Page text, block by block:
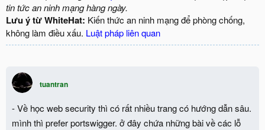
tin tức an ninh mạng hàng ngày.
Lưu ý từ WhiteHat: Kiến thức an ninh mạng để phòng chống,
không làm điều xấu. Luật pháp liên quan
tuantran
- Về học web security thì có rất nhiều trang có hướng dẫn sâu.
mình thì prefer portswigger. ở đây chứa những bài về các lỗ